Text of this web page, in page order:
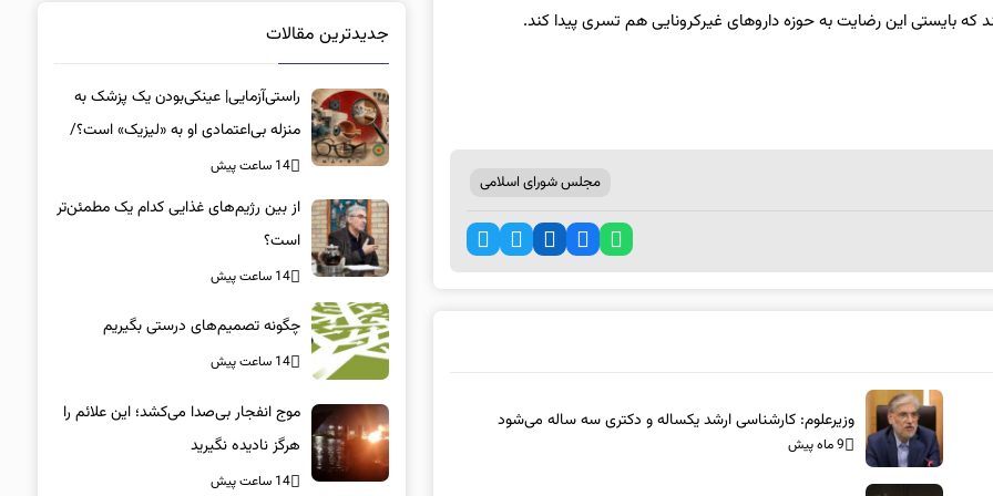
بایستی این رضایت به حوزه داروهای غیرکرونایی هم تسری پیدا کند.
مجلس شورای اسلامی
وزیرعلوم: کارشناسی ارشد یکساله و دکتری سه ساله می‌شود
9 ماه پیش
جدیدترین مقالات
راستی‌آزمایی| عینکی‌بودن یک پزشک به
منزله بی‌اعتمادی او به «لیزیک» است؟/
جراحان، چشم فرزندان خود را لیزیک
می‌کنند؟
14 ساعت پیش
از بین رژیم‌های غذایی کدام یک مطمئن‌تر
است؟‌
14 ساعت پیش
چگونه تصمیم‌های درستی بگیریم
14 ساعت پیش
موج انفجار بی‌صدا می‌کشد؛ این علائم را
هرگز نادیده نگیرید
14 ساعت پیش